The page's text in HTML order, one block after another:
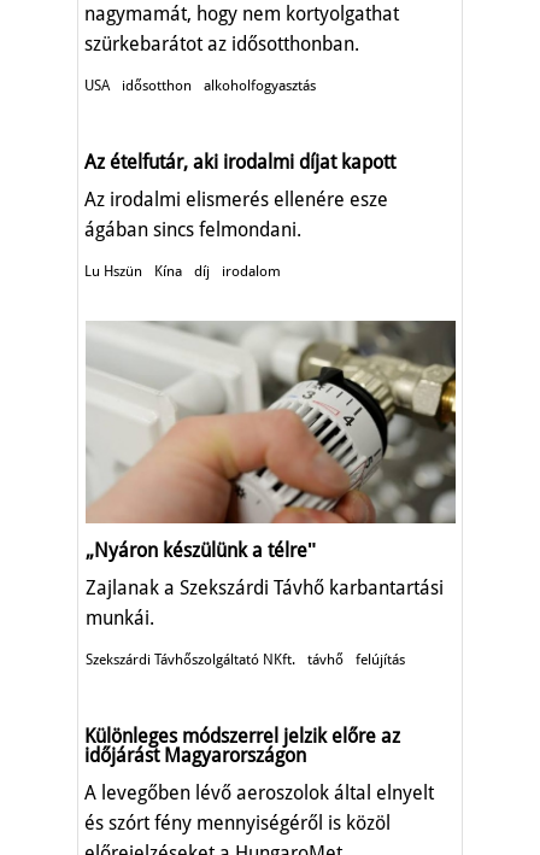
nagymamát, hogy nem kortyolgathat
szürkebarátot az idősotthonban.
USA idősotthon alkoholfogyasztás
Az ételfutár, aki irodalmi díjat kapott
Az irodalmi elismerés ellenére esze
ágában sincs felmondani.
Lu Hszün Kína díj irodalom
„Nyáron készülünk a télreʺ
Zajlanak a Szekszárdi Távhő karbantartási
munkái.
Szekszárdi Távhőszolgáltató NKft. távhő felújítás
Különleges módszerrel jelzik előre az
időjárást Magyarországon
A levegőben lévő aeroszolok által elnyelt
és szórt fény mennyiségéről is közöl